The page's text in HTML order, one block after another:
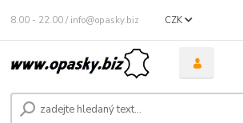
CZK
8.00 - 22.00 / info@opasky.biz